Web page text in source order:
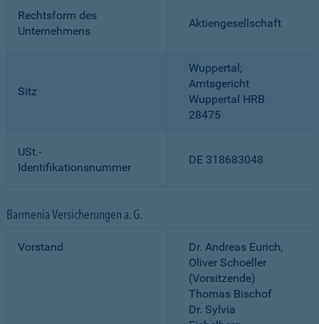
Rechtsform des
Unternehmens
Aktiengesellschaft
Sitz
Wuppertal;
Amtsgericht
Wuppertal HRB
28475
USt.-
Identifikationsnummer
DE 318683048
Barmenia Versicherungen a. G.
Vorstand
Dr. Andreas Eurich,
Oliver Schoeller
(Vorsitzende)
Thomas Bischof
Dr. Sylvia